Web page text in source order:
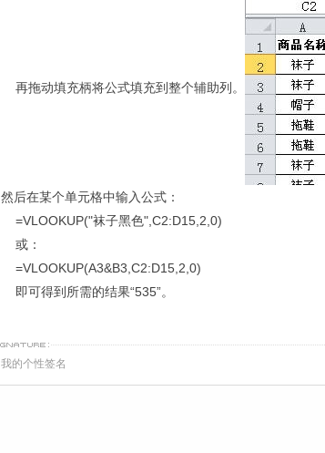
再拖动填充柄将公式填充到整个辅助列。
然后在某个单元格中输入公式：
=VLOOKUP("袜子黑色",C2:D15,2,0)
或：
=VLOOKUP(A3&B3,C2:D15,2,0)
即可得到所需的结果“535”。
我的个性签名